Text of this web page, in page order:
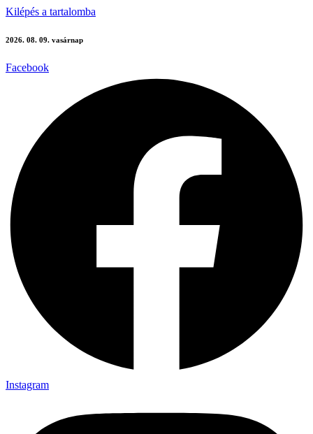
Kilépés a tartalomba
2026. 08. 09. vasárnap
Facebook
Instagram